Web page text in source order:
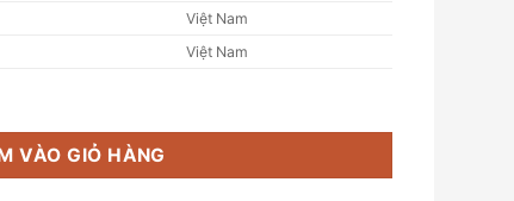
Việt Nam
Việt Nam
Nghị (chai 250ml) số lượng
VÀO GIỎ HÀNG